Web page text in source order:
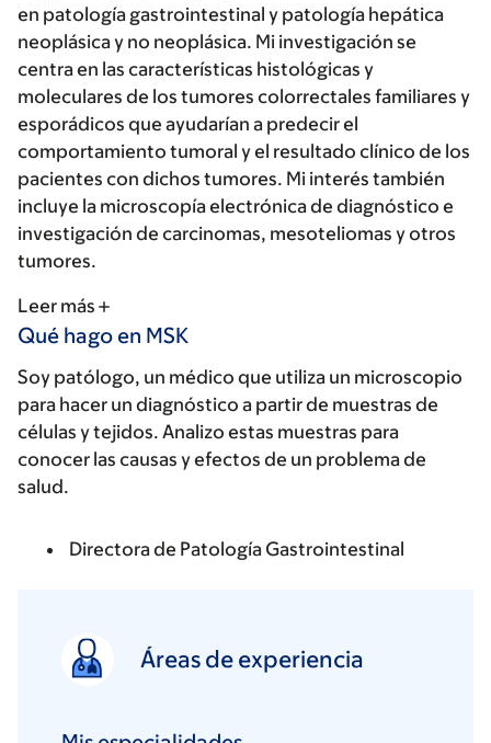
en patología gastrointestinal y patología hepática
neoplásica y no neoplásica. Mi investigación se
centra en las características histológicas y
moleculares de los tumores colorrectales familiares y
esporádicos que ayudarían a predecir el
comportamiento tumoral y el resultado clínico de los
pacientes con dichos tumores. Mi interés también
incluye la microscopía electrónica de diagnóstico e
investigación de carcinomas, mesoteliomas y otros
tumores.
Leer más
Qué hago en MSK
Soy patólogo, un médico que utiliza un microscopio
para hacer un diagnóstico a partir de muestras de
células y tejidos. Analizo estas muestras para
conocer las causas y efectos de un problema de
salud.
Directora de Patología Gastrointestinal
Áreas de experiencia